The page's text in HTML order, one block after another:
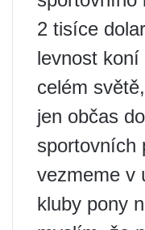
2 tisíce
levnost
celém
jen občas
sportovních
vezmeme v
kluby pony